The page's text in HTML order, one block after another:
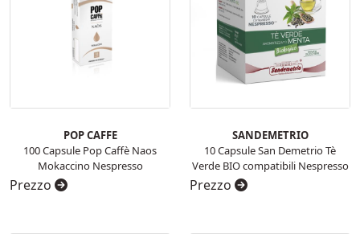
POP CAFFE
100 Capsule Pop Caffè Naos
Mokaccino Nespresso
Prezzo
SANDEMETRIO
10 Capsule San Demetrio Tè
Verde BIO compatibili Nespresso
Prezzo